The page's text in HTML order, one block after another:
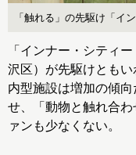
「触れる」の先駆け「イ
「インナー・シティ
沢区）が先駆けとも
内型施設は増加の傾
せ、「動物と触れ合
ァンも少なくない。